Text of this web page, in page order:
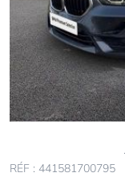
RÉF : 441581700795